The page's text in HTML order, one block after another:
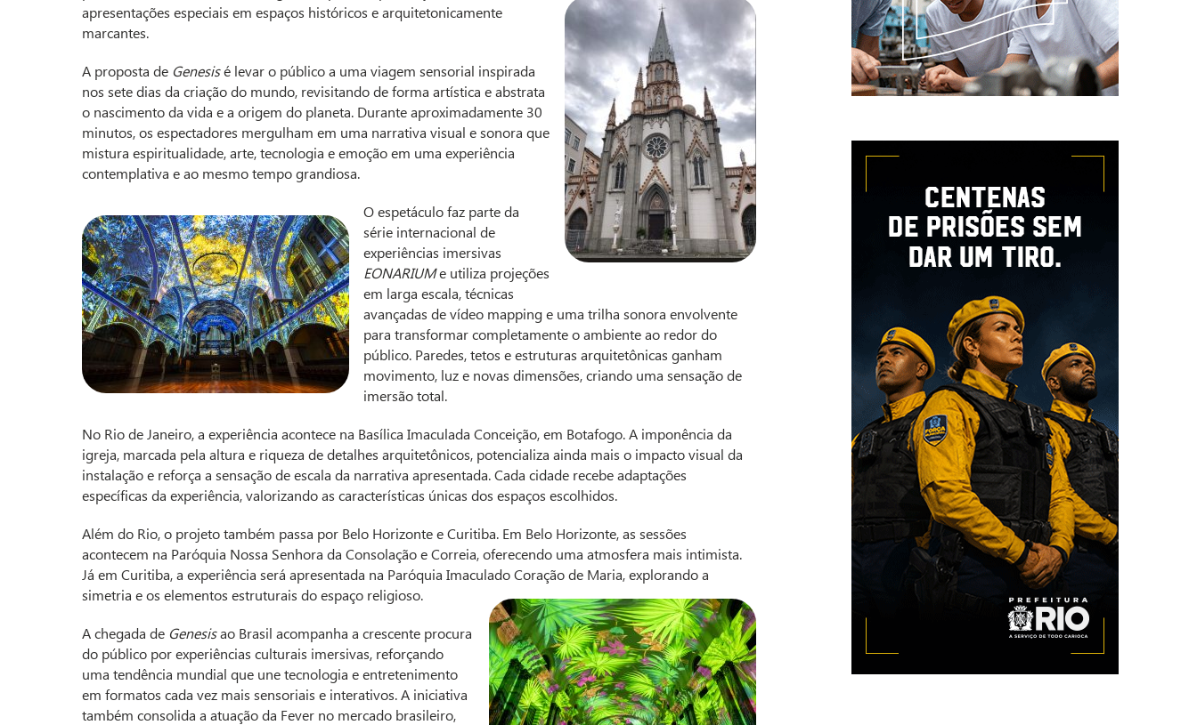
apresentações especiais em espaços históricos e arquitetonicamente
marcantes.
A proposta de Genesisé levar o público a uma viagem sensorial inspirada
nos sete dias da criação do mundo, revisitando de forma artística e abstrata
o nascimento da vida e a origem do planeta. Durante aproximadamente 30
minutos, os espectadores mergulham em uma narrativa visual e sonora que
mistura espiritualidade, arte, tecnologia e emoção em uma experiência
contemplativa e ao mesmo tempo grandiosa.
O espetáculo faz parte da
série internacional de
experiências imersivas
EONARIUMe utiliza projeções
em larga escala, técnicas
avançadas de vídeo mapping e uma trilha sonora envolvente
para transformar completamente o ambiente ao redor do
público. Paredes, tetos e estruturas arquitetônicas ganham
movimento, luz e novas dimensões, criando uma sensação de
imersão total.
No Rio de Janeiro, a experiência acontece na Basílica Imaculada Conceição, em Botafogo. A imponência da
igreja, marcada pela altura e riqueza de detalhes arquitetônicos, potencializa ainda mais o impacto visual da
instalação e reforça a sensação de escala da narrativa apresentada. Cada cidade recebe adaptações
específicas da experiência, valorizando as características únicas dos espaços escolhidos.
Além do Rio, o projeto também passa por Belo Horizonte e Curitiba. Em Belo Horizonte, as sessões
acontecem na Paróquia Nossa Senhora da Consolação e Correia, oferecendo uma atmosfera mais intimista.
Já em Curitiba, a experiência será apresentada na Paróquia Imaculado Coração de Maria, explorando a
simetria e os elementos estruturais do espaço religioso.
A chegada de Genesisao Brasil acompanha a crescente procura
do público por experiências culturais imersivas, reforçando
uma tendência mundial que une tecnologia e entretenimento
em formatos cada vez mais sensoriais e interativos. A iniciativa
também consolida a atuação da Fever no mercado brasileiro,